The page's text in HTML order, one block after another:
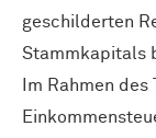
geschilderten
Stammkapitals
Im Rahmen